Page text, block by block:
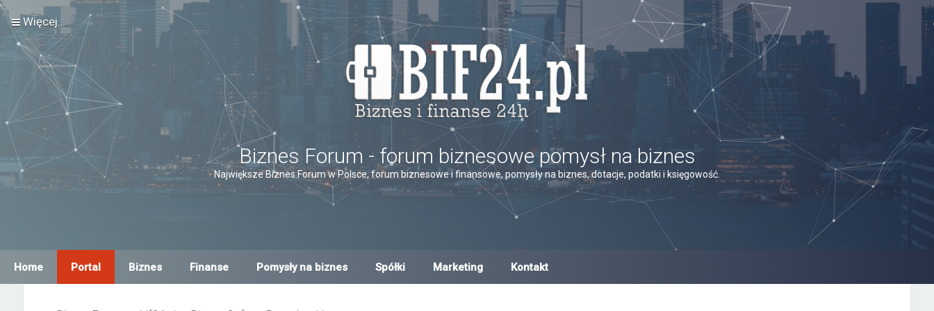
Więcej…
Biznes Forum - forum biznesowe pomysł na biznes
Największe Biznes Forum w Polsce, forum biznesowe i finansowe, pomysły na biznes, dotacje, podatki i księgowość.
Home Portal Biznes Finanse Pomysły na biznes Spółki Marketing Kontakt